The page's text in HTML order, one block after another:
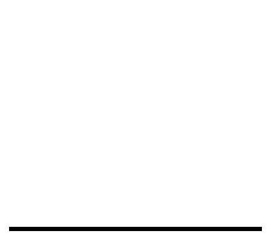
การขยายตัวสูงสุดในรอบ 11 ปี หรือในรอบ 44 ไตรมาส